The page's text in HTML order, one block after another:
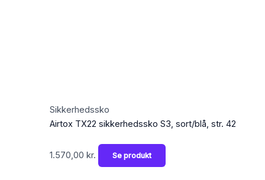
Sikkerhedssko
Airtox TX22 sikkerhedssko S3, sort/blå, str. 42
1.570,00 kr. Se produkt